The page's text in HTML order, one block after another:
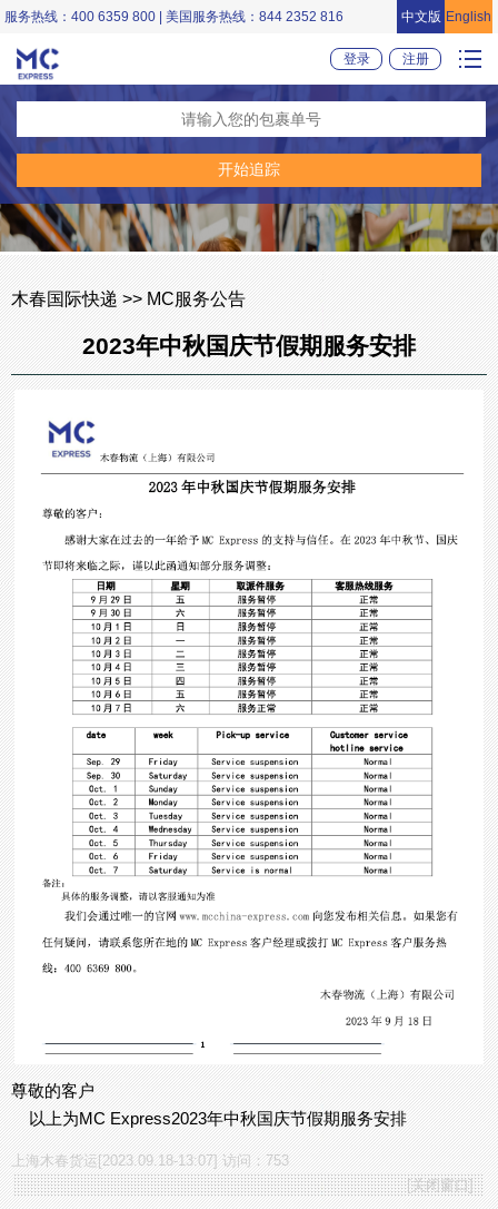
服务热线：400 6359 800 | 美国服务热线：844 2352 816 中文版 English
登录 注册
木春国际快递 >> MC服务公告
2023年中秋国庆节假期服务安排
尊敬的客户
以上为MC Express2023年中秋国庆节假期服务安排
上海木春货运[2023.09.18-13:07] 访问：753
[关闭窗口]